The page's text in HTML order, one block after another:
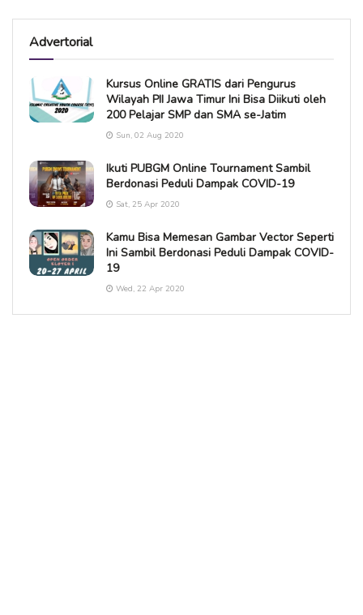
Advertorial
Kursus Online GRATIS dari Pengurus
Wilayah PII Jawa Timur Ini Bisa Diikuti oleh
200 Pelajar SMP dan SMA se-Jatim
Sun, 02 Aug 2020
Ikuti PUBGM Online Tournament Sambil
Berdonasi Peduli Dampak COVID-19
Sat, 25 Apr 2020
Kamu Bisa Memesan Gambar Vector Seperti
Ini Sambil Berdonasi Peduli Dampak COVID-
19
Wed, 22 Apr 2020